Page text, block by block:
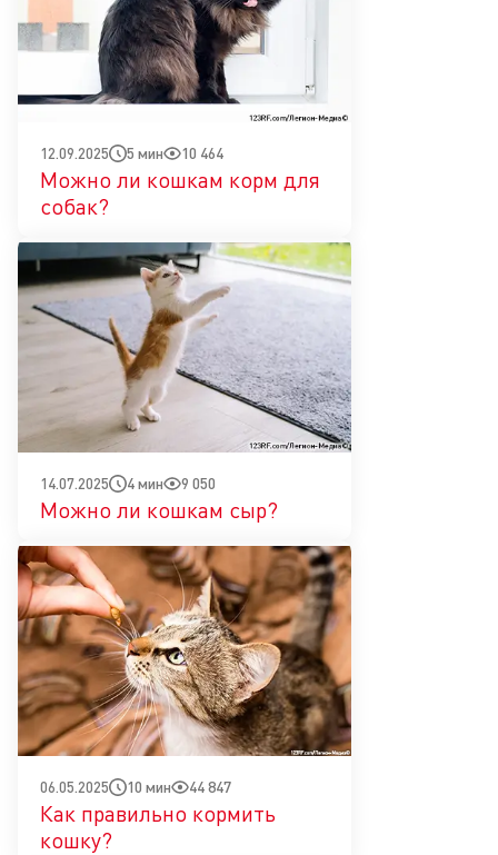
12.09.2025 5 мин 10 464
Можно ли кошкам корм для
собак?
14.07.2025 4 мин 9 050
Можно ли кошкам сыр?
06.05.2025 10 мин 44 847
Как правильно кормить
кошку?